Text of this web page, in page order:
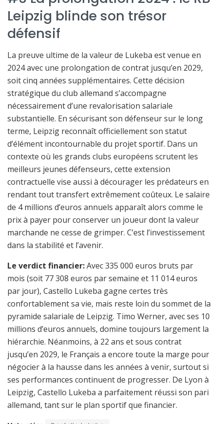
Leipzig blinde son trésor
défensif
La preuve ultime de la valeur de Lukeba est venue en
2024 avec une prolongation de contrat jusqu’en 2029,
soit cinq années supplémentaires. Cette décision
stratégique du club allemand s’accompagne
nécessairement d’une revalorisation salariale
substantielle. En sécurisant son défenseur sur le long
terme, Leipzig reconnaît officiellement son statut
d’élément incontournable du projet sportif. Dans un
contexte où les grands clubs européens scrutent les
meilleurs jeunes défenseurs, cette extension
contractuelle vise aussi à décourager les prédateurs en
rendant tout transfert extrêmement coûteux. Le salaire
de 4 millions d’euros annuels apparaît alors comme le
prix à payer pour conserver un joueur dont la valeur
marchande ne cesse de grimper. C’est l’investissement
dans la stabilité et l’avenir.
Le verdict financier:Avec 335 000 euros bruts par
mois (soit 77 308 euros par semaine et 11 014 euros
par jour), Castello Lukeba gagne certes très
confortablement sa vie, mais reste loin du sommet de la
pyramide salariale de Leipzig. Timo Werner, avec ses 10
millions d’euros annuels, domine toujours largement la
hiérarchie. Néanmoins, à 22 ans et sous contrat
jusqu’en 2029, le Français a encore toute la marge pour
négocier à la hausse dans les années à venir, surtout si
ses performances continuent de progresser. De Lyon à
Leipzig, Castello Lukeba a parfaitement réussi son pari
allemand, tant sur le plan sportif que financier.